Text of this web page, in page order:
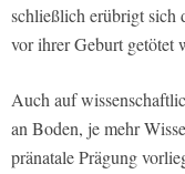
schließlich erübrigt sich
vor ihrer Geburt getötet
Auch auf
an Boden, je mehr
pränatale Prägung